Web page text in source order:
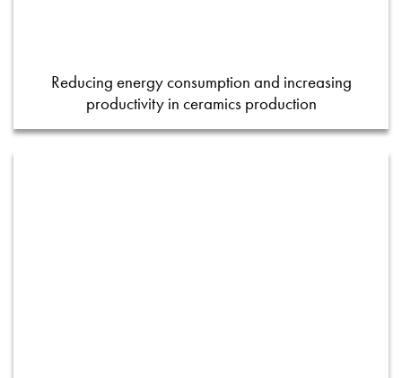
Reducing energy consumption and increasing
productivity in ceramics production